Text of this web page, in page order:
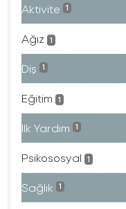
Aktivite 1
Ağız 1
Diş 1
Eğitim 1
Ilk Yardım 1
Psikososyal 1
Sağlık 1